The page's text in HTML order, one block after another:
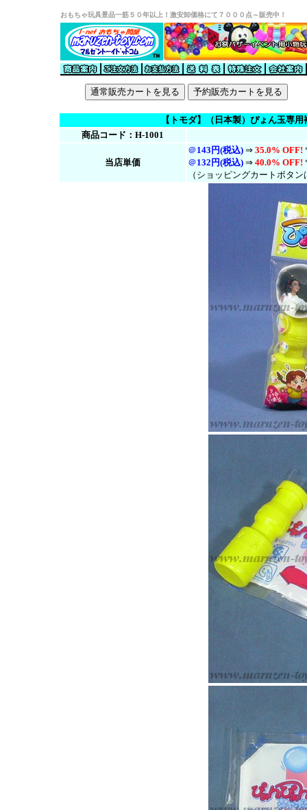
おもちゃ玩具景品一筋５０年以上！激安卸価格にて７０００点～販売中！
【トモダ】（日本製）ぴょん玉専
商品コード：H-1001
当店単価
＠143円(税込) ⇒ 35.0% OFF!
＠132円(税込) ⇒ 40.0% OFF!
（ショッピングカートボタ